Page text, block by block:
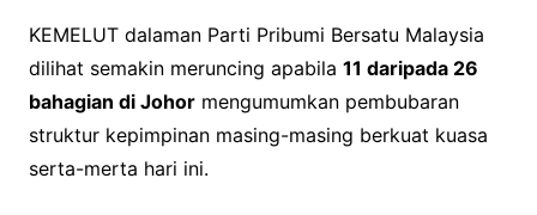
KEMELUT dalaman Parti Pribumi Bersatu Malaysia
dilihat semakin meruncing apabila 11 daripada 26
bahagian di Johormengumumkan pembubaran
struktur kepimpinan masing-masing berkuat kuasa
serta-merta hari ini.